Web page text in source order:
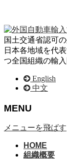
国土交通省認可
日本各地域を代
つ全国組織の輸
English
中文
MENU
メニューを飛ばす
HOME
組織概要